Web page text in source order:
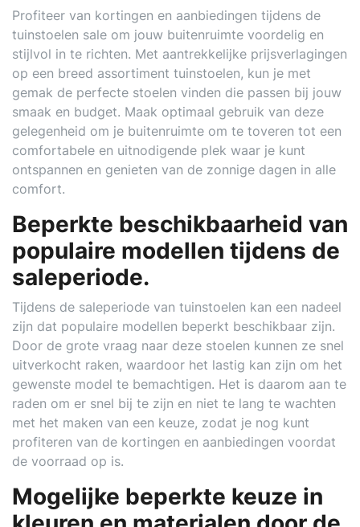
Profiteer van kortingen en aanbiedingen tijdens de
tuinstoelen sale om jouw buitenruimte voordelig en
stijlvol in te richten. Met aantrekkelijke prijsverlagingen
op een breed assortiment tuinstoelen, kun je met
gemak de perfecte stoelen vinden die passen bij jouw
smaak en budget. Maak optimaal gebruik van deze
gelegenheid om je buitenruimte om te toveren tot een
comfortabele en uitnodigende plek waar je kunt
ontspannen en genieten van de zonnige dagen in alle
comfort.
Beperkte beschikbaarheid van
populaire modellen tijdens de
saleperiode.
Tijdens de saleperiode van tuinstoelen kan een nadeel
zijn dat populaire modellen beperkt beschikbaar zijn.
Door de grote vraag naar deze stoelen kunnen ze snel
uitverkocht raken, waardoor het lastig kan zijn om het
gewenste model te bemachtigen. Het is daarom aan te
raden om er snel bij te zijn en niet te lang te wachten
met het maken van een keuze, zodat je nog kunt
profiteren van de kortingen en aanbiedingen voordat
de voorraad op is.
Mogelijke beperkte keuze in